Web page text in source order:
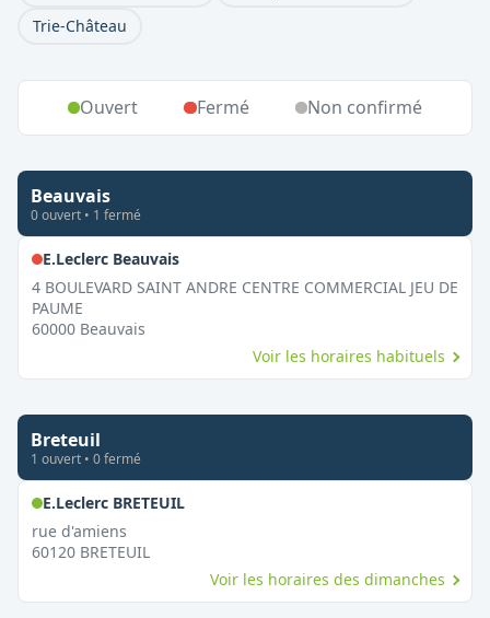
Trie-Château
Ouvert Fermé Non confirmé
Beauvais
0ouvert • 1 fermé
E.Leclerc Beauvais,
4 BOULEVARD SAINT ANDRE CENTRE COMMERCIAL JEU DE
PAUME
60000 Beauvais
Voir les horaires habituels
Breteuil
1 ouvert • 0fermé
E.Leclerc BRETEUIL,
rue d'amiens
60120 BRETEUIL
Voir les horaires des dimanches